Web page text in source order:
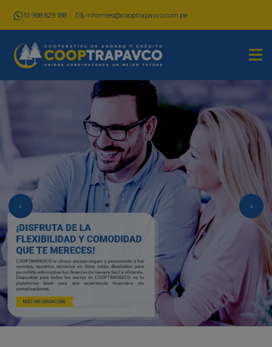
51 988 629 188 informes@cooptrapavco.com.pe
‹ ›